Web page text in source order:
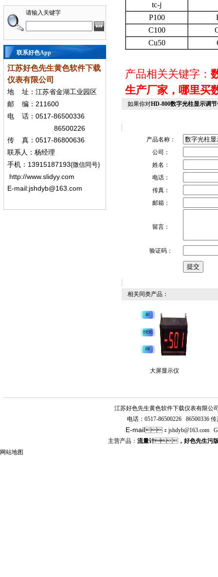
请输入关键字
联系好色App
江苏好色先生黄色软件下载
仪表有限公司
地
址：江苏省金湖工业园区
邮
编： 211600
电 话： 0517-86500336
86500226
传 真： 0517-86800636
联系人：杨经理
手机 ： 13915187193(微信同号)
http://www.slidyy.com
E-mail:jshdyb@163.com
tc-j
P100
C100
Cu50
产品相关关键字：
生产厂家，哪里
如果你对HD-800数字光柱显示调节
产品名称：
公司：
姓名：
电话：
传真：
邮箱：
留言：
验证码：
相关同类产品：
大屏显示仪
江苏好色先生黄色软件下载仪表有限公
电话： 0517-86500226 86500336 传
E-mail： jshdyb@163.com
主营产品： 流量计， 好色先生污
网站地图